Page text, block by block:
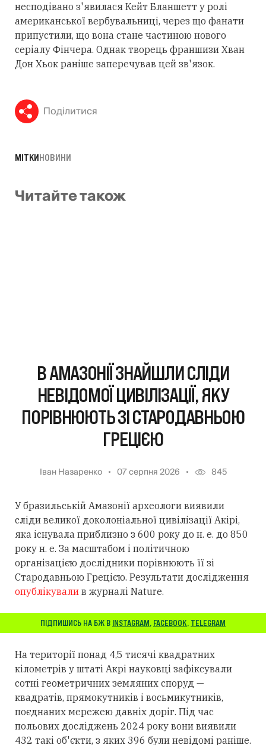
несподівано з'явилася Кейт Бланшетт у ролі
американської вербувальниці, через що фанати
припустили, що вона стане частиною нового
серіалу Фінчера. Однак творець франшизи Хван
Дон Хьок раніше заперечував цей зв'язок.
Поділитися
МІТКИНОВИНИ
Читайте також
В АМАЗОНІЇ ЗНАЙШЛИ СЛІДИ
НЕВІДОМОЇ ЦИВІЛІЗАЦІЇ, ЯКУ
ПОРІВНЮЮТЬ ЗІ СТАРОДАВНЬОЮ
ГРЕЦІЄЮ
Іван Назаренко 07 серпня 2026 845
У бразильській Амазонії археологи виявили
сліди великої доколоніальної цивілізації Акірі,
яка існувала приблизно з 600 року до н. е. до 850
року н. е. За масштабом і політичною
організацією дослідники порівнюють її зі
Стародавньою Грецією. Результати дослідження
опублікували в журналі Nature.
ПІДПИШИСЬ НА БЖ В INSTAGRAM, FACEBOOK, TELEGRAM
На території понад 4,5 тисячі квадратних
кілометрів у штаті Акрі науковці зафіксували
сотні геометричних земляних споруд —
квадратів, прямокутників і восьмикутників,
поєднаних мережею давніх доріг. Під час
польових досліджень 2024 року вони виявили
432 такі об'єкти, з яких 396 були невідомі раніше.